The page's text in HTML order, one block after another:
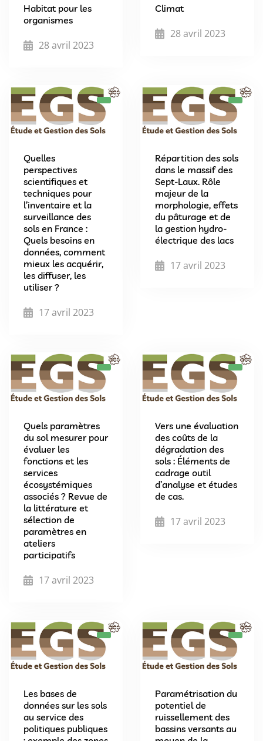
Habitat pour les
organismes
28 avril 2023
Climat
28 avril 2023
Quelles
perspectives
scientifiques et
techniques pour
l’inventaire et la
surveillance des
sols en France :
Quels besoins en
données, comment
mieux les acquérir,
les diffuser, les
utiliser ?
17 avril 2023
Répartition des sols
dans le massif des
Sept-Laux. Rôle
majeur de la
morphologie, effets
du pâturage et de
la gestion hydro-
électrique des lacs
17 avril 2023
Quels paramètres
du sol mesurer pour
évaluer les
fonctions et les
services
écosystémiques
associés ? Revue de
la littérature et
sélection de
paramètres en
ateliers
participatifs
17 avril 2023
Vers une évaluation
des coûts de la
dégradation des
sols : Éléments de
cadrage outil
d’analyse et études
de cas.
17 avril 2023
Les bases de
données sur les sols
au service des
politiques publiques
Paramétrisation du
potentiel de
ruissellement des
bassins versants au